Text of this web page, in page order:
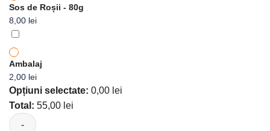
Sos de Roșii - 80g
8,00 lei
Ambalaj
2,00 lei
Opțiuni selectate: 0,00 lei
Total: 55,00 lei